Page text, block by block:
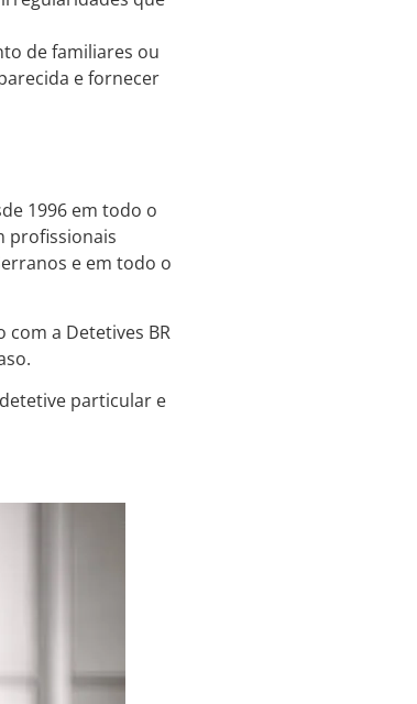
de familiares ou
e fornecer
1996 em todo o
profissionais
e em todo o
a Detetives BR
particular e